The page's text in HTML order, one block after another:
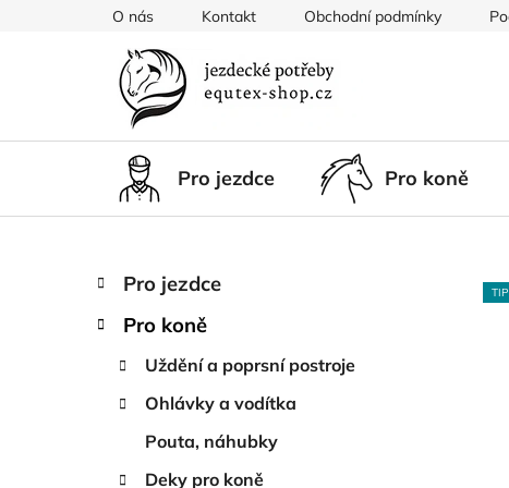
O nás Kontakt Obchodní podmínky
Pro jezdce Pro koně
P
s
Přeskočit
kategorie
K
a
Pro jezdce
Pro koně
Uždění a poprsní postroje
Ohlávky a vodítka
Pouta, náhubky
Deky pro koně
TIP